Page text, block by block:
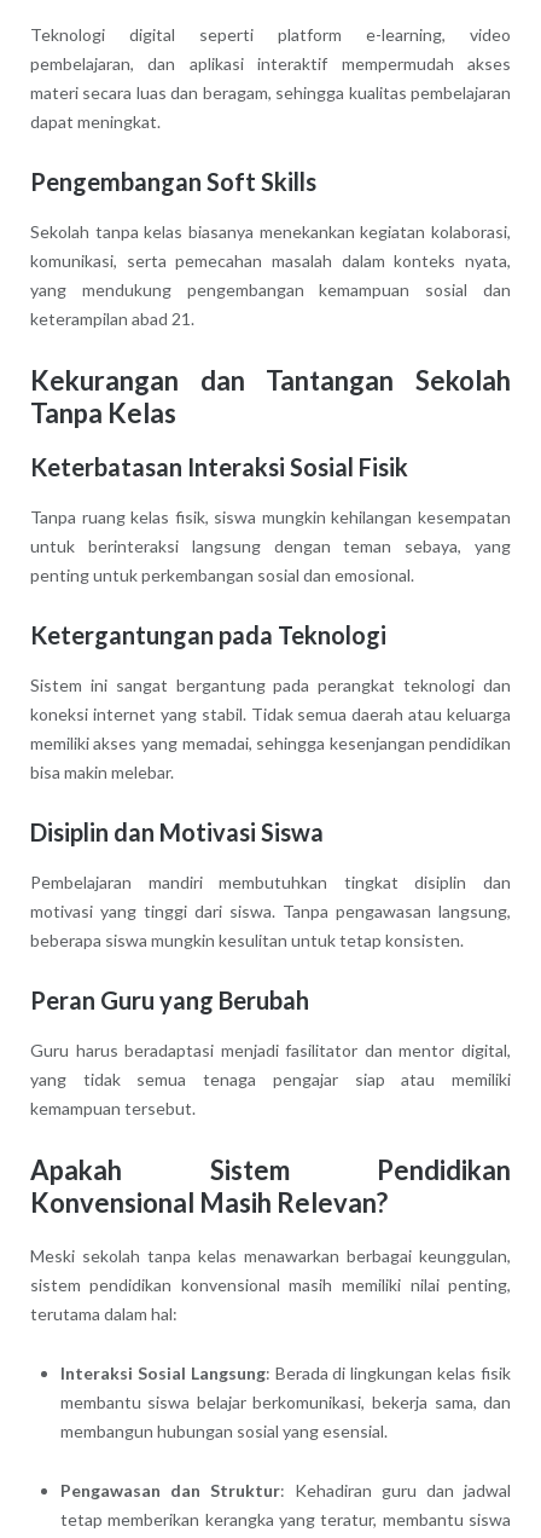
Teknologi digital seperti platform e-learning, video
pembelajaran, dan aplikasi interaktif mempermudah akses
materi secara luas dan beragam, sehingga kualitas pembelajaran
dapat meningkat.
Pengembangan Soft Skills
Sekolah tanpa kelas biasanya menekankan kegiatan kolaborasi,
komunikasi, serta pemecahan masalah dalam konteks nyata,
yang mendukung pengembangan kemampuan sosial dan
keterampilan abad 21.
Kekurangan dan Tantangan Sekolah
Tanpa Kelas
Keterbatasan Interaksi Sosial Fisik
Tanpa ruang kelas fisik, siswa mungkin kehilangan kesempatan
untuk berinteraksi langsung dengan teman sebaya, yang
penting untuk perkembangan sosial dan emosional.
Ketergantungan pada Teknologi
Sistem ini sangat bergantung pada perangkat teknologi dan
koneksi internet yang stabil. Tidak semua daerah atau keluarga
memiliki akses yang memadai, sehingga kesenjangan pendidikan
bisa makin melebar.
Disiplin dan Motivasi Siswa
Pembelajaran mandiri membutuhkan tingkat disiplin dan
motivasi yang tinggi dari siswa. Tanpa pengawasan langsung,
beberapa siswa mungkin kesulitan untuk tetap konsisten.
Peran Guru yang Berubah
Guru harus beradaptasi menjadi fasilitator dan mentor digital,
yang tidak semua tenaga pengajar siap atau memiliki
kemampuan tersebut.
Apakah Sistem Pendidikan
Konvensional Masih Relevan?
Meski sekolah tanpa kelas menawarkan berbagai keunggulan,
sistem pendidikan konvensional masih memiliki nilai penting,
terutama dalam hal:
Interaksi Sosial Langsung: Berada di lingkungan kelas fisik
membantu siswa belajar berkomunikasi, bekerja sama, dan
membangun hubungan sosial yang esensial.
Pengawasan dan Struktur: Kehadiran guru dan jadwal
tetap memberikan kerangka yang teratur, membantu siswa